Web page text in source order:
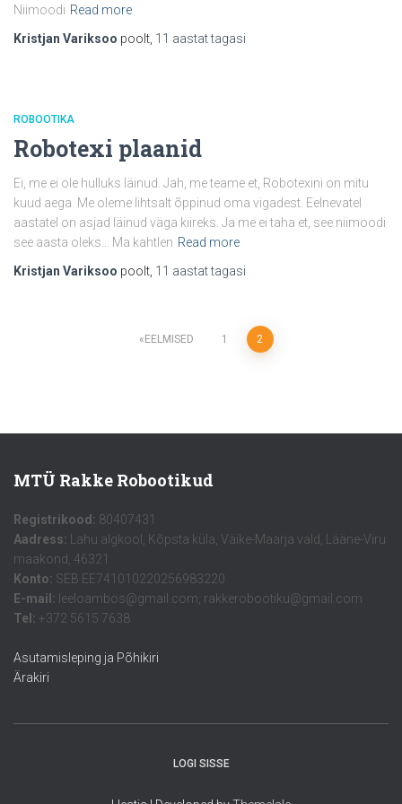
Niimoodi Read more
Kristjan Variksoo poolt, 11 aastattagasi
ROBOOTIKA
Robotexi plaanid
Ei, me ei ole hulluks läinud. Jah, me teame et, Robotexini on mitu
kuud aega. Me oleme lihtsalt õppinud oma vigadest. Eelnevatel
aastatel on asjad läinud väga kiireks. Ja me ei taha et, see niimoodi
see aasta oleks… Ma kahtlen Read more
Kristjan Variksoo poolt, 11 aastattagasi
EELMISED 1 2
MTÜ Rakke Robootikud
Registrikood: 80407431
Aadress: Lahu algkool, Kõpsta küla, Väike-Maarja vald, Lääne-Viru
maakond, 46321
Konto: SEB EE741010220256983220
E-mail: leeloambos@gmail.com, rakkerobootiku@gmail.com
Tel: +372 5615 7638
Asutamisleping ja Põhikiri
Ärakiri
LOGI SISSE